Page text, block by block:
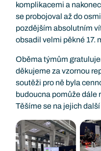
komplikacemi a
se probojoval až do
pozdějším absolutním
obsadil velmi pěkné 17.
Oběma týmům
děkujeme za vzornou
soutěži pro ně byla
budoucna pomůže dále
Těšíme se na jejich